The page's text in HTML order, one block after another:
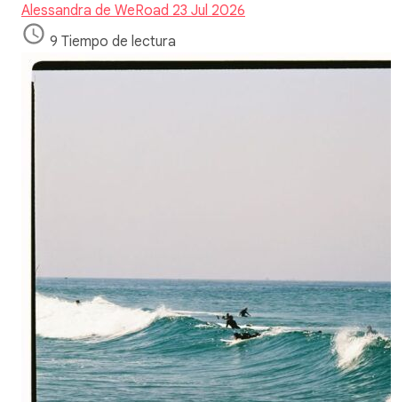
Alessandra de WeRoad 23 Jul 2026
9 Tiempo de lectura